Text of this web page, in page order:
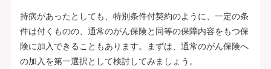
持病があったとしても、特別条件付契約のように、一定の条
件は付くものの、通常のがん保険と同等の保障内容をもつ保
険に加入できることもあります。まずは、通常のがん保険へ
の加入を第一選択として検討してみましょう。